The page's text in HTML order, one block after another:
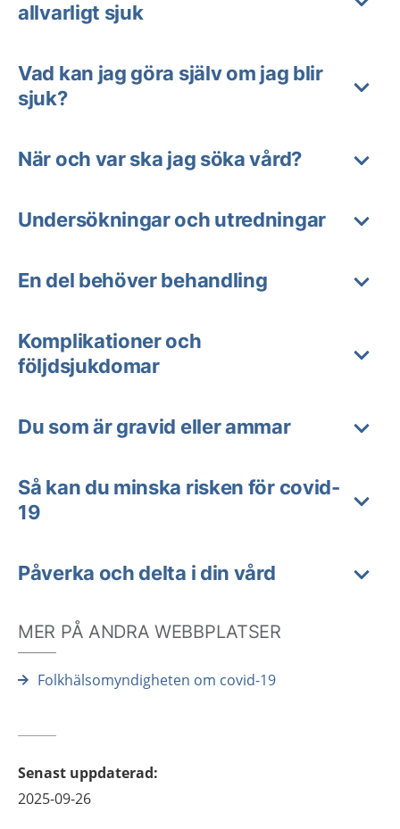
allvarligt sjuk
Vad kan jag göra själv om jag blir
sjuk?
När och var ska jag söka vård?
Undersökningar och utredningar
En del behöver behandling
Komplikationer och
följdsjukdomar
Du som är gravid eller ammar
Så kan du minska risken för covid-
19
Påverka och delta i din vård
MER PÅ ANDRA WEBBPLATSER
Folkhälsomyndigheten om covid-19
Senast uppdaterad:
2025-09-26